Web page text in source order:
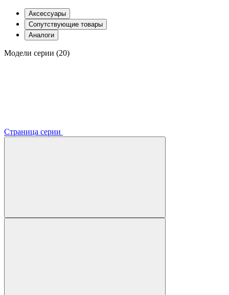
Аксессуары
Сопутствующие товары
Аналоги
Модели серии (20)
Страница серии